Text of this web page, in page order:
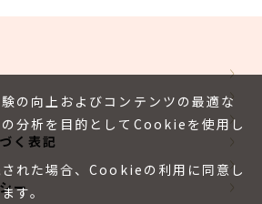
く表記
ー
の向上およびコンテンツの最適な
分析を目的としてCookieを使用し
れた場合、Cookieの利用に同意し
す。